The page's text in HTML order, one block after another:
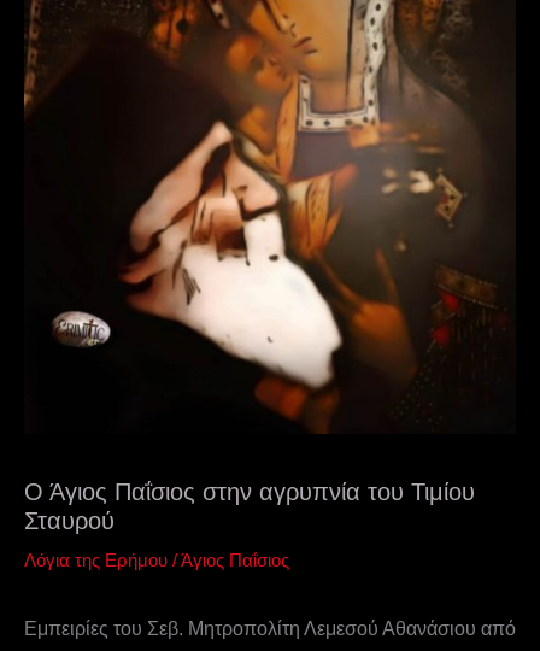
Ο Άγιος Παΐσιος στην αγρυπνία του Τιμίου
Σταυρού
Λόγια της Ερήμου /Άγιος Παΐσιος
Εμπειρίες του Σεβ. Μητροπολίτη Λεμεσού Αθανάσιου από